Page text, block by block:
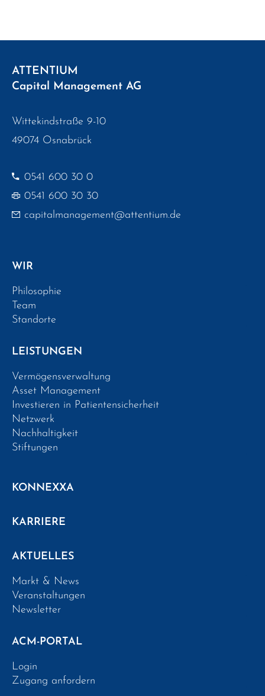
ATTENTIUM
Capital Management AG
Wittekindstraße 9-10
49074 Osnabrück
0541 600 30 0
0541 600 30 30
capitalmanagement@attentium.de
WIR
Philosophie
Team
Standorte
LEISTUNGEN
Vermögensverwaltung
Asset Management
Investieren in Patientensicherheit
Netzwerk
Nachhaltigkeit
Stiftungen
KONNEXXA
KARRIERE
AKTUELLES
Markt & News
Veranstaltungen
Newsletter
ACM-PORTAL
Login
Zugang anfordern